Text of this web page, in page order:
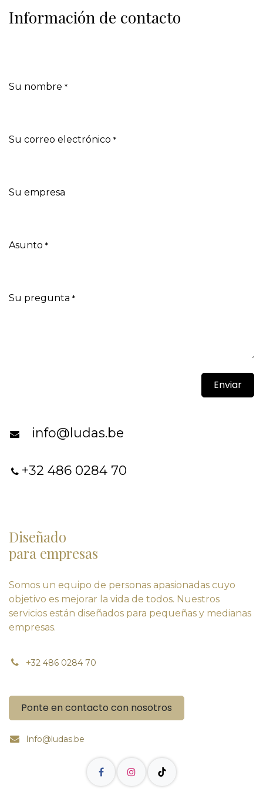
Información de contacto
Su nombre *
Su correo electrónico *
Su empresa
Asunto *
Su pregunta *
Enviar
info@ludas.be
+32 486 0284 70
Diseñado
para empresas
Somos un equipo de personas apasionadas cuyo
objetivo es mejorar la vida de todos. Nuestros
servicios están diseñados para pequeñas y medianas
empresas.
+32 486 0284 70
Ponte en contacto con nosotros
Info@ludas.be